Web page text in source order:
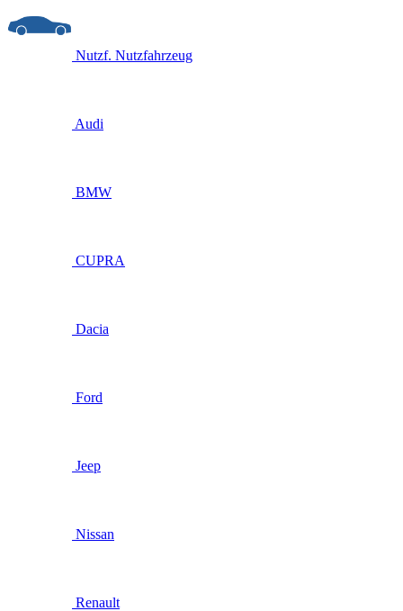
Nutzf. Nutzfahrzeug
Audi
BMW
CUPRA
Dacia
Ford
Jeep
Nissan
Renault